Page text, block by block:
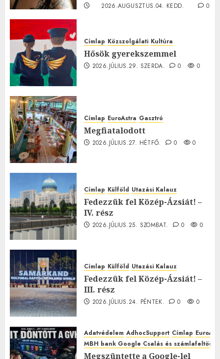
2026.AUGUSZTUS.04. KEDD.
0
Címlap Közszolgálati Kultúra
Hősök gyerekszemmel
2026.JÚLIUS.29. SZERDA. 0 0
Címlap EuroAstra Gasztró
Megfiatalodott
2026.JÚLIUS.27. HÉTFŐ. 0 0
Címlap Külföld Utazási Kalauz
Fedezzük fel Közép-Ázsiát! –
IV. rész
2026.JÚLIUS.25. SZOMBAT. 0 0
Címlap Külföld Utazási Kalauz
Fedezzük fel Közép-Ázsiát! –
III. rész
2026.JÚLIUS.24. PÉNTEK. 0 0
Adatvédelem AdhocSupport Címlap
MBH bank Google Csalás és
Megszüntette a Google-lel